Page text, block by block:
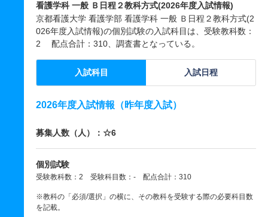
看護学科 一般 Ｂ日程２教科方式(2026年度入試情報)
京都看護大学 看護学部 看護学科 一般 Ｂ日程２教科方式(2
026年度入試情報)の個別試験の入試科目は、受験教科数：
2 配点合計：310、調査書となっている。
入試科目 入試日程
2026年度入試情報（昨年度入試）
募集人数（人）：☆6
個別試験
受験教科数：2 受験科目数：- 配点合計：310
※教科の「必須/選択」の横に、その教科を受験する際の必要科目数
を記載。